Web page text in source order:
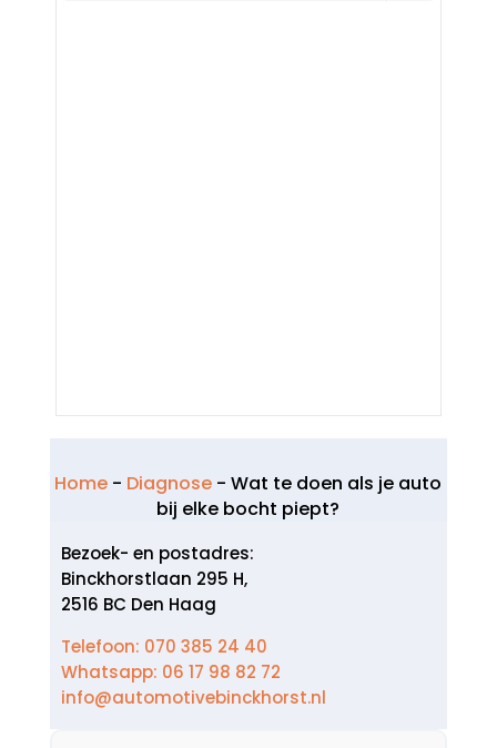
Home - Diagnose -Wat te doen als je auto
bij elke bocht piept?
Bezoek- en postadres:
Binckhorstlaan 295 H,
2516 BC Den Haag
Telefoon: 070 385 24 40
Whatsapp: 06 17 98 82 72
info@automotivebinckhorst.nl